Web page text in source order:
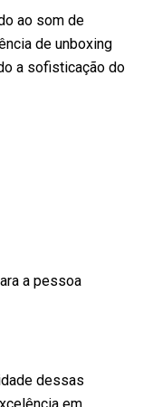
ao som de
de unboxing
a sofisticação do
a pessoa
dessas